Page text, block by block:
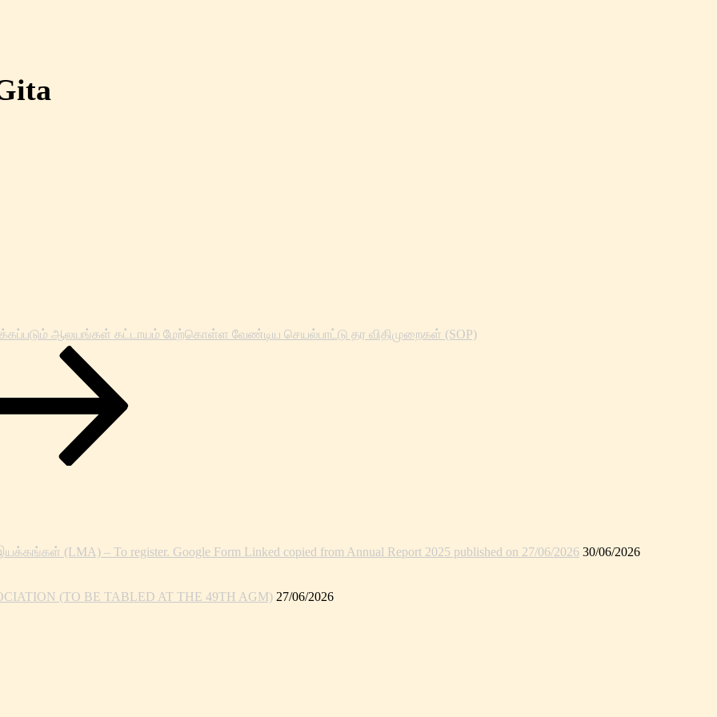
ஆலயங்கள் கட்டாயம் மேற்கொள்ள வேண்டிய செயல்பாட்டு தர விதிமுறைகள் (SOP)
(LMA) – To register. Google Form Linked copied from Annual Report 2025 published on 27/06/2026 30/06/2026
(TO BE TABLED AT THE 49TH AGM) 27/06/2026